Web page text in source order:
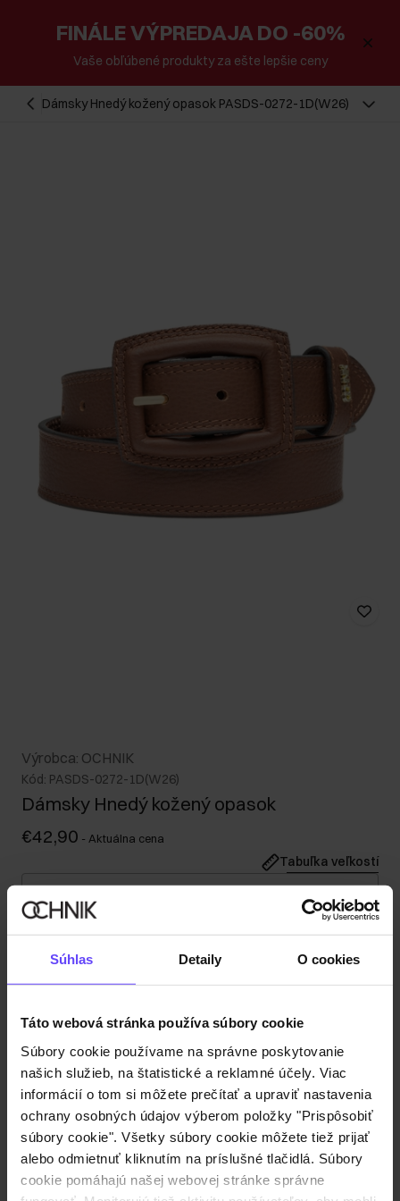
Súhlas Detaily O cookies
Táto webová stránka používa súbory cookie
Súbory cookie používame na správne poskytovanie
našich služieb, na štatistické a reklamné účely. Viac
informácií o tom si môžete prečítať a upraviť nastavenia
ochrany osobných údajov výberom položky "Prispôsobiť
súbory cookie". Všetky súbory cookie môžete tiež prijať
alebo odmietnuť kliknutím na príslušné tlačidlá. Súbory
cookie pomáhajú našej webovej stránke správne
FINÁLE VÝPREDAJA DO -60%
Vaše obľúbené produkty za ešte lepšie ceny
Dámsky Hnedý kožený opasok PASDS-0272-1D(W26)
Výrobca: OCHNIK
Kód: PASDS-0272-1D(W26)
Dámsky Hnedý kožený opasok
€42,90 - Aktuálna cena
Tabuľka veľkostí
Odoslanie do 1 pracovného dňa
Popis produktu
Detaily
Zloženie a rozmery
Recenzie